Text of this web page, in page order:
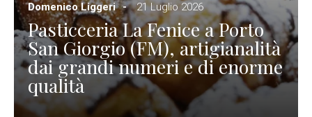
Domenico Liggeri
21 Luglio 2026
Pasticceria La Fenice a Porto
San Giorgio (FM), artigianalità
dai grandi numeri e di enorme
qualità